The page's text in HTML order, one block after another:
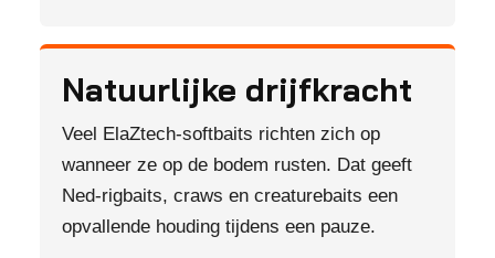
Natuurlijke drijfkracht
Veel ElaZtech-softbaits richten zich op
wanneer ze op de bodem rusten. Dat geeft
Ned-rigbaits, craws en creaturebaits een
opvallende houding tijdens een pauze.